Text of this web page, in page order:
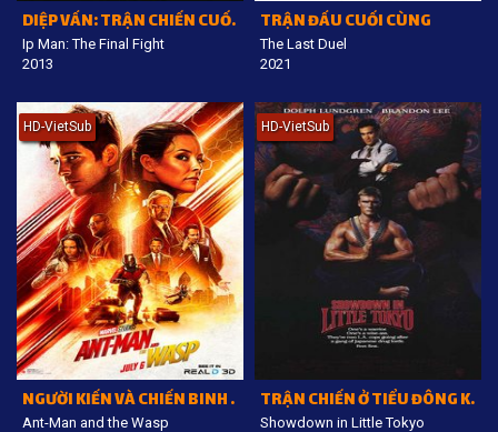
DIỆP VẤN: TRẬN CHIẾN CUỐI CÙNG
Ip Man: The Final Fight
2013
TRẬN ĐẤU CUỐI CÙNG
The Last Duel
2021
HD-VietSub
NGƯỜI KIẾN VÀ CHIẾN BINH ONG
Ant-Man and the Wasp
HD-VietSub
TRẬN CHIẾN Ở TIỂU ĐÔNG KINH
Showdown in Little Tokyo